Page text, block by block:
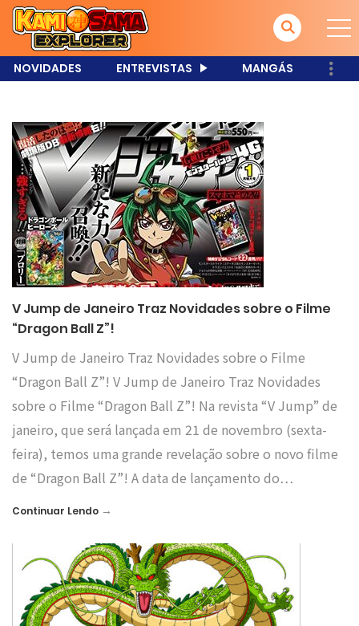
NOVIDADES ENTREVISTAS MANGÁS
V Jump de Janeiro Traz Novidades sobre o Filme
“Dragon Ball Z”!
V Jump de Janeiro Traz Novidades sobre o Filme
“Dragon Ball Z”! V Jump de Janeiro Traz Novidades
sobre o Filme “Dragon Ball Z”! Na revista “V Jump” de
janeiro, que será lançada em 21 de novembro (sexta-
feira), temos uma grande revelação sobre o novo filme
de “Dragon Ball Z”! A data de lançamento do…
Continuar Lendo →